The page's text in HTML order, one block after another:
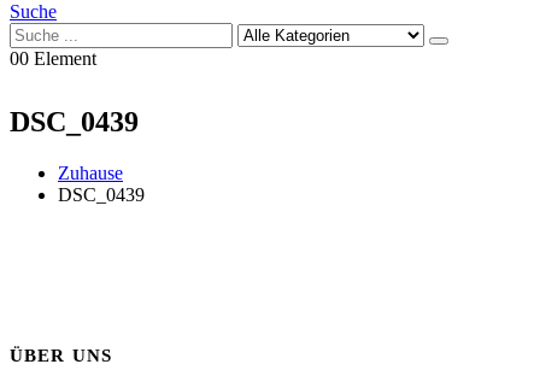
Suche
00 Element
DSC_0439
Zuhause
DSC_0439
ÜBER UNS